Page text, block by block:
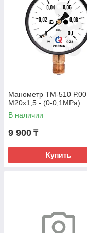
Манометр ТМ-510 Р.00
М20х1,5 - (0-0,1МРа)
В наличии
9 900 ₸
Купить